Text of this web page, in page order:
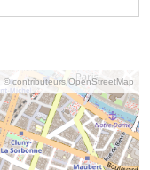
© contributeurs OpenStreetMap